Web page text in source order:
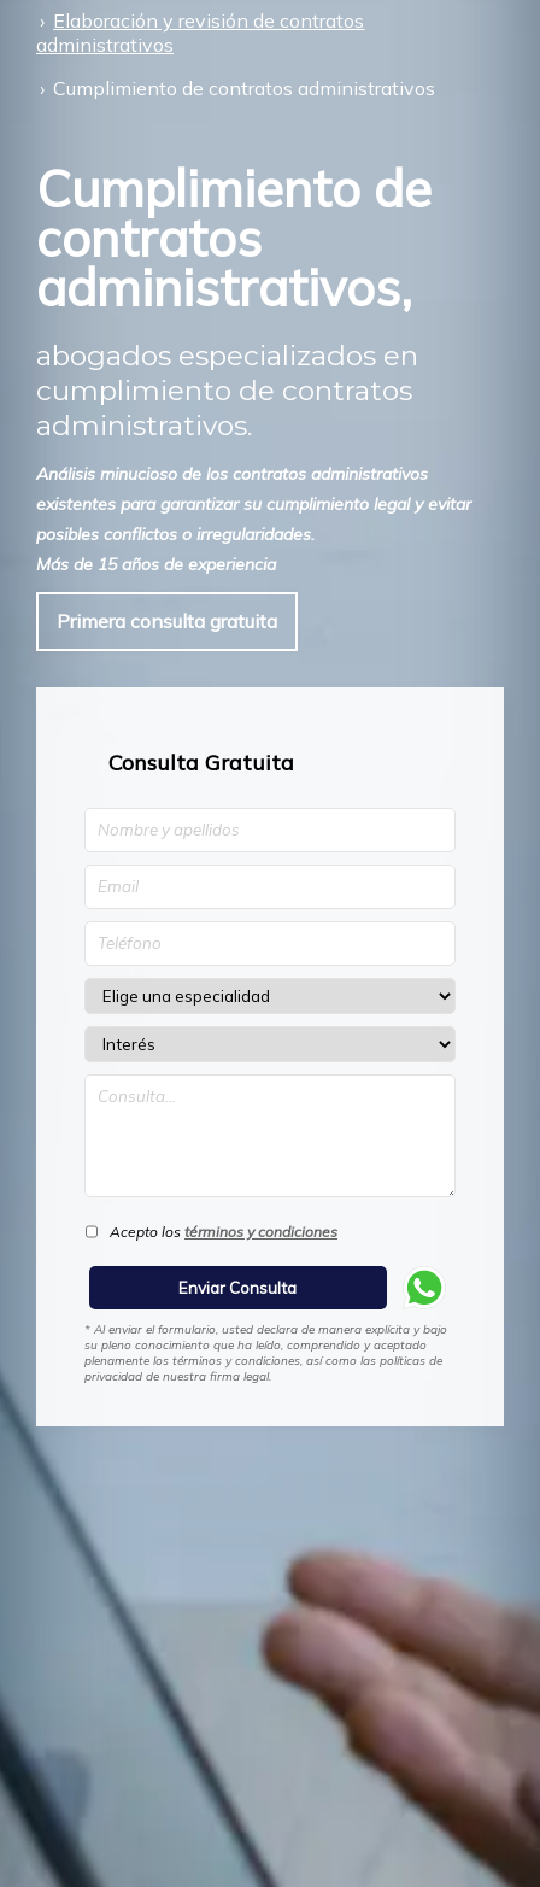
Elaboración y revisión de contratos
administrativos
Cumplimiento de contratos administrativos
Cumplimiento de
contratos
administrativos,
abogados especializados en
cumplimiento de contratos
administrativos.
Análisis minucioso de los contratos administrativos
existentes para garantizar su cumplimiento legal y evitar
posibles conflictos o irregularidades.
Más de 15 años de experiencia
Primera consulta gratuita
Consulta Gratuita
Acepto los términos y condiciones
* Al enviar el formulario, usted declara de manera explícita y bajo
su pleno conocimiento que ha leído, comprendido y aceptado
plenamente los términos y condiciones, así como las políticas de
privacidad de nuestra firma legal.